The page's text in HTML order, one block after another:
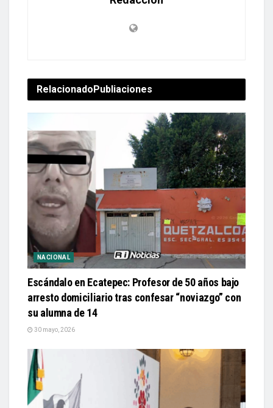
RelacionadoPubliaciones
NACIONAL
Escándalo en Ecatepec: Profesor de 50 años bajo
arresto domiciliario tras confesar “noviazgo” con
su alumna de 14
30 mayo, 2026